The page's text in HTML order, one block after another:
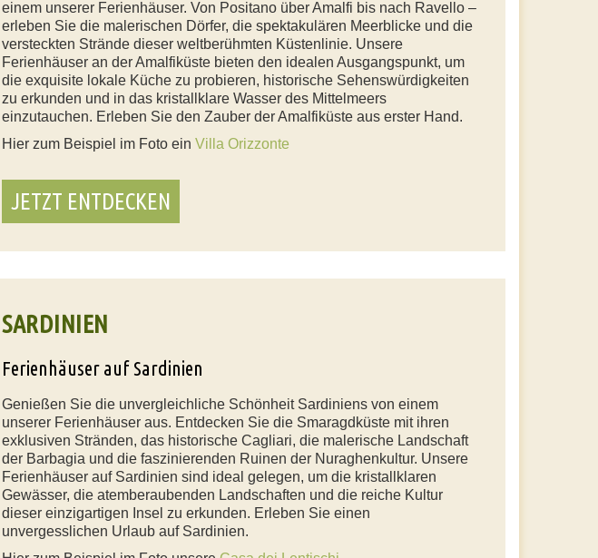
einem unserer Ferienhäuser. Von Positano über Amalfi bis nach Ravello –
erleben Sie die malerischen Dörfer, die spektakulären Meerblicke und die
versteckten Strände dieser weltberühmten Küstenlinie. Unsere
Ferienhäuser an der Amalfiküste bieten den idealen Ausgangspunkt, um
die exquisite lokale Küche zu probieren, historische Sehenswürdigkeiten
zu erkunden und in das kristallklare Wasser des Mittelmeers
einzutauchen. Erleben Sie den Zauber der Amalfiküste aus erster Hand.
Hier zum Beispiel im Foto ein Villa Orizzonte
JETZT ENTDECKEN
SARDINIEN
Ferienhäuser auf Sardinien
Genießen Sie die unvergleichliche Schönheit Sardiniens von einem
unserer Ferienhäuser aus. Entdecken Sie die Smaragdküste mit ihren
exklusiven Stränden, das historische Cagliari, die malerische Landschaft
der Barbagia und die faszinierenden Ruinen der Nuraghenkultur. Unsere
Ferienhäuser auf Sardinien sind ideal gelegen, um die kristallklaren
Gewässer, die atemberaubenden Landschaften und die reiche Kultur
dieser einzigartigen Insel zu erkunden. Erleben Sie einen
unvergesslichen Urlaub auf Sardinien.